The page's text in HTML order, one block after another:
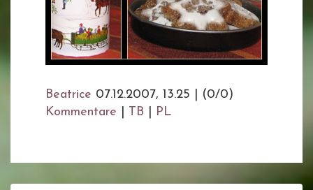
Beatrice 07.12.2007, 13.25
(0/0)
Kommentare
TB PL